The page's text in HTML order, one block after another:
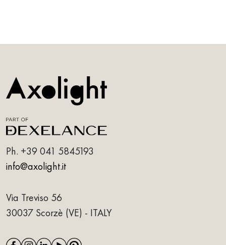
Ph. +39 041 5845193
info@axolight.it
Via Treviso 56
30037 Scorzè (VE) - ITALY